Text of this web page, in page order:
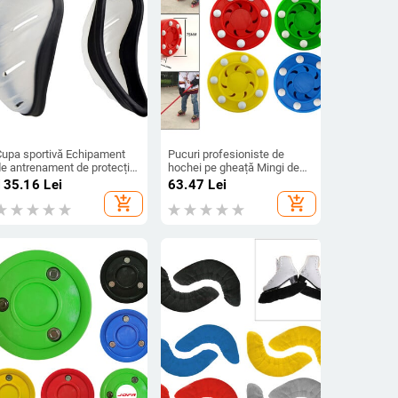
sportivă Echipament
antrenament de protecție
pe gheață Box în
siguranță Sanda Taekwondo
Hochei Luptă Sporturi
Lei
add_shopping_cart
Pucuri profesioniste de
hochei pe gheață Mingi de
hochei cu role Articole
clasice pentru sporturi de
iarnă
63.47 Lei
add_shopping_cart